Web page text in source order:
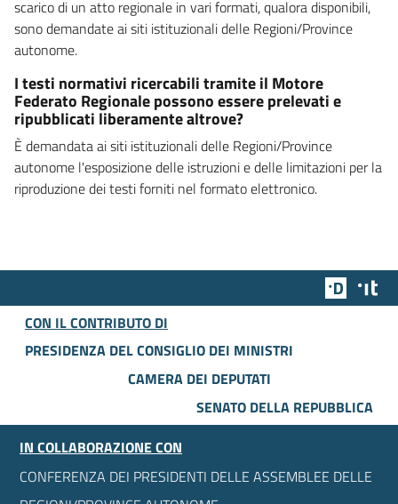
scarico di un atto regionale in vari formati, qualora disponibili,
sono demandate ai siti istituzionali delle Regioni/Province
autonome.
I testi normativi ricercabili tramite il Motore
Federato Regionale possono essere prelevati e
ripubblicati liberamente altrove?
È demandata ai siti istituzionali delle Regioni/Province
autonome l'esposizione delle istruzioni e delle limitazioni per la
riproduzione dei testi forniti nel formato elettronico.
Team
CON IL CONTRIBUTO DI
PRESIDENZA DEL CONSIGLIO DEI MINISTRI
CAMERA DEI DEPUTATI
SENATO DELLA REPUBBLICA
IN COLLABORAZIONE CON
CONFERENZA DEI PRESIDENTI DELLE ASSEMBLEE DELLE